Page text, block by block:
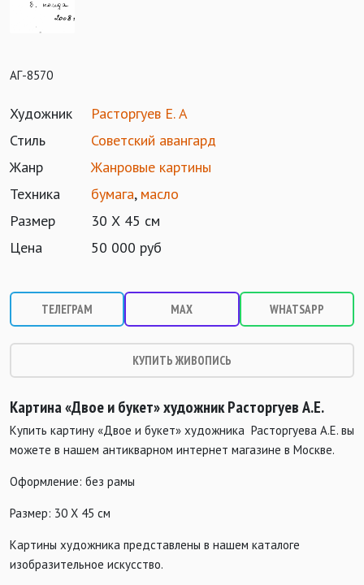
АГ-8570
Художник
Расторгуев Е. А
Стиль
Советский авангард
Жанр
Жанровые картины
Техника
бумага, масло
Размер
30 Х 45 см
Цена
50 000 руб
ТЕЛЕГРАМ MAX WHATSAPP
КУПИТЬ ЖИВОПИСЬ
Картина «Двое и букет» художникРасторгуевА.Е.
Купить картину «Двое и букет» художника Расторгуева А.Е. вы
можете в нашем антикварном интернет магазине в Москве.
Оформление: без рамы
Размер: 30 Х 45 см
Картины художника представлены в нашем каталоге
изобразительное искусство.